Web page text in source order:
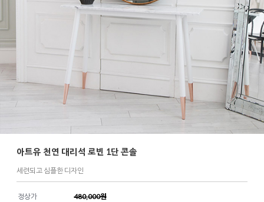
아트유 천연 대리석 로빈 1단 콘솔
세련되고 심플한 디자인
정상가 480,000원